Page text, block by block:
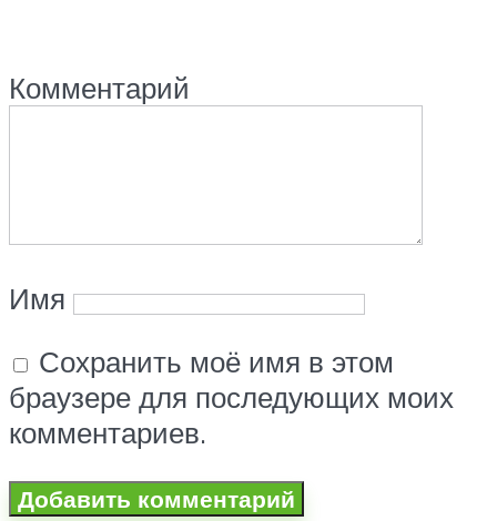
Комментарий
Имя
Сохранить моё имя в этом
браузере для последующих моих
комментариев.